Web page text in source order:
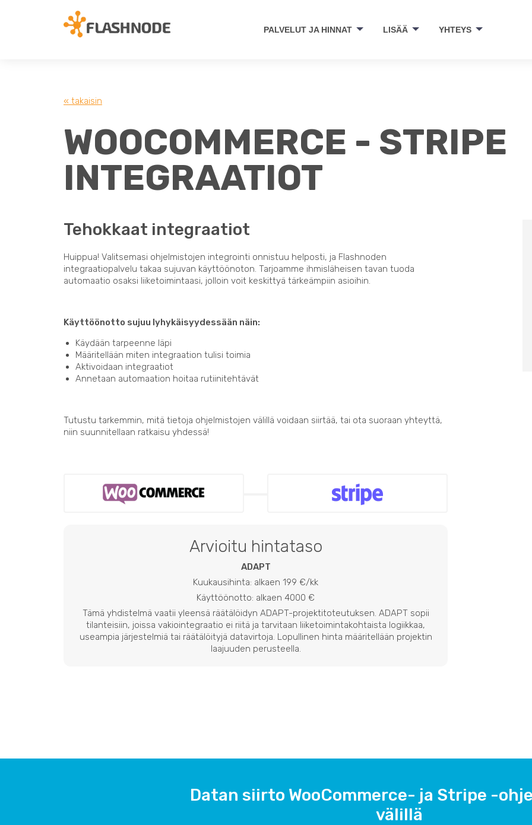
PALVELUT JA HINNAT LISÄÄ YHTEYS
« takaisin
WOOCOMMERCE - STRIPE
INTEGRAATIOT
Tehokkaat integraatiot
Huippua! Valitsemasi ohjelmistojen integrointi onnistuu helposti, ja Flashnoden
integraatiopalvelu takaa sujuvan käyttöönoton. Tarjoamme ihmisläheisen tavan tuoda
automaatio osaksi liiketoimintaasi, jolloin voit keskittyä tärkeämpiin asioihin.
Käyttöönotto sujuu lyhykäisyydessään näin:
Käydään tarpeenne läpi
Määritellään miten integraation tulisi toimia
Aktivoidaan integraatiot
Annetaan automaation hoitaa rutiinitehtävät
Tutustu tarkemmin, mitä tietoja ohjelmistojen välillä voidaan siirtää, tai ota suoraan yhteyttä,
niin suunnitellaan ratkaisu yhdessä!
Arvioitu hintataso
ADAPT
Kuukausihinta: alkaen 199 €/kk
Käyttöönotto: alkaen 4000 €
Tämä yhdistelmä vaatii yleensä räätälöidyn ADAPT-projektitoteutuksen. ADAPT sopii
tilanteisiin, joissa vakiointegraatio ei riitä ja tarvitaan liiketoimintakohtaista logiikkaa,
useampia järjestelmiä tai räätälöityjä datavirtoja. Lopullinen hinta määritellään projektin
laajuuden perusteella.
Datan siirto WooCommerce- ja Stripe -
välillä